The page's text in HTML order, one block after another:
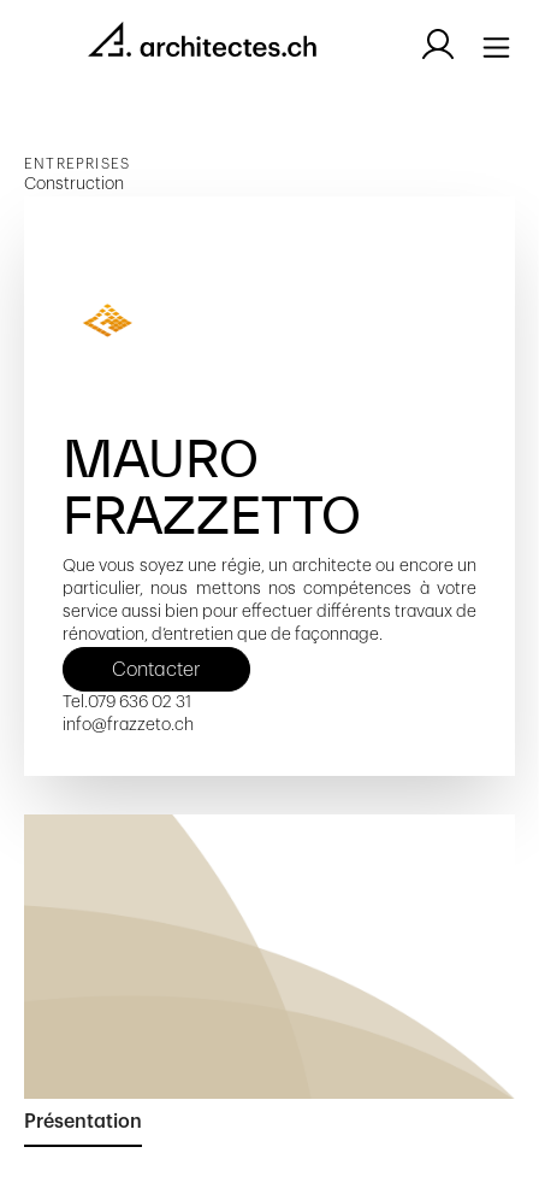
ENTREPRISES
Construction
MAURO
FRAZZETTO
Que vous soyez une régie, un architecte ou encore un
particulier, nous mettons nos compétences à votre
service aussi bien pour effectuer différents travaux de
rénovation, d’entretien que de façonnage.
Contacter
Tel.079 636 02 31
info@frazzeto.ch
Présentation